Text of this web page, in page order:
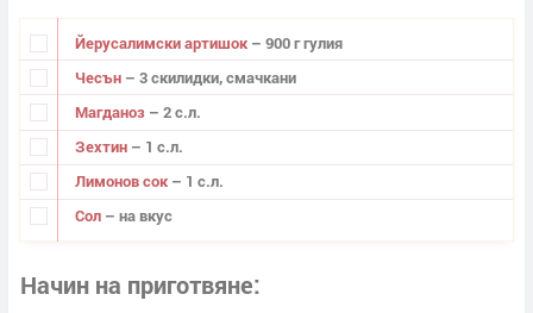
Йерусалимски артишок – 900 г гулия
Чесън – 3 скилидки, смачкани
Магданоз – 2 с.л.
Зехтин – 1 с.л.
Лимонов сок – 1 с.л.
Сол – на вкус
Начин на приготвяне